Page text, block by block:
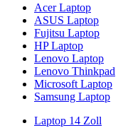
Acer Laptop
ASUS Laptop
Fujitsu Laptop
HP Laptop
Lenovo Laptop
Lenovo Thinkpad
Microsoft Laptop
Samsung Laptop
Laptop 14 Zoll